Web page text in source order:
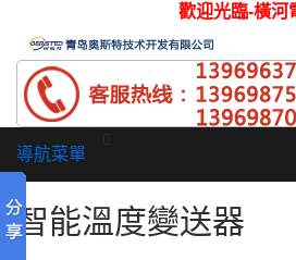
歡迎光臨-橫
導航菜單
智能溫度變送器